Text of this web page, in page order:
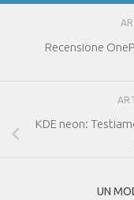
Recensione
KDE neon:
UN